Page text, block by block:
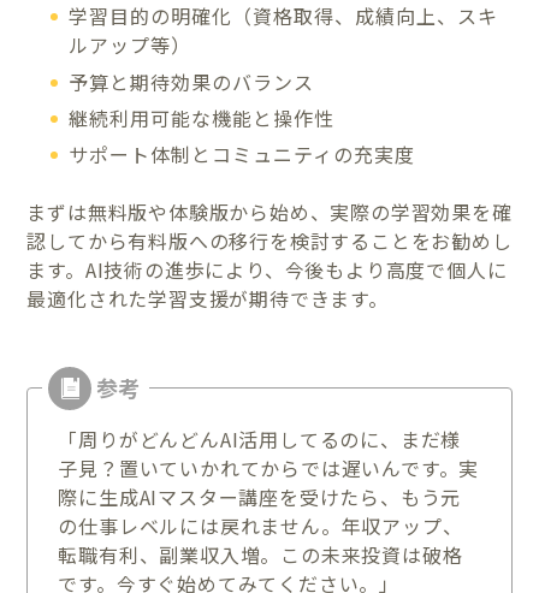
学習目的の明確化（資格取得、成績向上、スキ
ルアップ等）
予算と期待効果のバランス
継続利用可能な機能と操作性
サポート体制とコミュニティの充実度
まずは無料版や体験版から始め、実際の学習効果を確
認してから有料版への移行を検討することをお勧めし
ます。AI技術の進歩により、今後もより高度で個人に
最適化された学習支援が期待できます。
「周りがどんどんAI活用してるのに、まだ様
子見？置いていかれてからでは遅いんです。実
際に生成AIマスター講座を受けたら、もう元
の仕事レベルには戻れません。年収アップ、
転職有利、副業収入増。この未来投資は破格
です。今すぐ始めてみてください。」